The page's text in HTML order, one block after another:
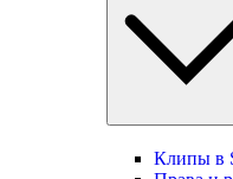
Клипы в